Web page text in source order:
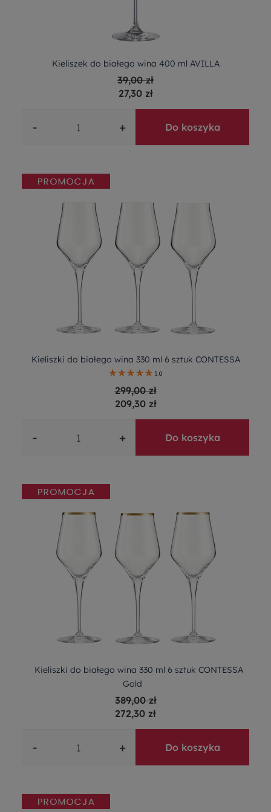
Kieliszek do białego wina 400 ml AVILLA
39,00 zł
27,30 zł
- + Do koszyka
Kieliszki do białego wina 330 ml 6 sztuk CONTESSA
5.0
299,00 zł
209,30 zł
- + Do koszyka
Kieliszki do białego wina 330 ml 6 sztuk CONTESSA
Gold
389,00 zł
272,30 zł
- + Do koszyka